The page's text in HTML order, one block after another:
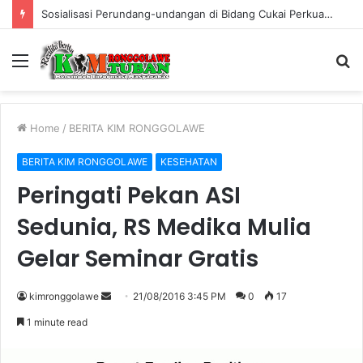
Sosialisasi Perundang-undangan di Bidang Cukai Perkuat Komitmen Berantas Rokok Ilegal di Kabupaten Tuban
Menu
Home / BERITA KIM RONGGOLAWE
BERITA KIM RONGGOLAWE KESEHATAN
Peringati Pekan ASI
Sedunia, RS Medika Mulia
Gelar Seminar Gratis
kimronggolawe 21/08/2016 3:45 PM 0 17
1 minute read